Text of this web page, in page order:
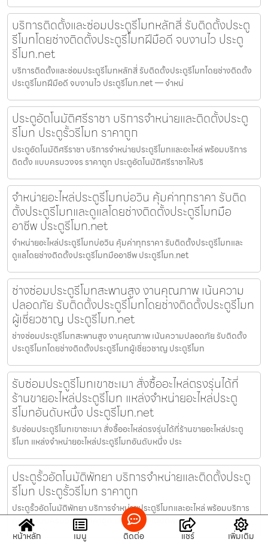
บริการติดตั้งและซ่อมประตูรีโมทหลักสี่ รับติดตั้งประตู
รีโมทโดยช่างติดตั้งประตูรีโมทฝีมือดี จบงานไว ประตู
รีโมท.net
บริการติดตั้งและซ่อมประตูรีโมทหลักสี่ รับติดตั้งประตูรีโมทโดยช่างติดตั้ง
ประตูรีโมทฝีมือดี จบงานไว ประตูรีโมท.net — จำหน่
ประตูอัตโนมัติศรีราชา บริการจำหน่ายและติดตั้งประตู
รีโมท ประตูรั้วรีโมท ราคาถูก
ประตูอัตโนมัติศรีราชา บริการจำหน่ายประตูรีโมทและอะไหล่ พร้อมบริการ
ติดตั้ง แบบครบวงจร ราคาถูก ประตูอัตโนมัติศรีราชาให้บริ
จำหน่ายอะไหล่ประตูรีโมทบ่อวิน คุ้มค่าทุกราคา รับติด
ตั้งประตูรีโมทและดูแลโดยช่างติดตั้งประตูรีโมทมือ
อาชีพ ประตูรีโมท.net
จำหน่ายอะไหล่ประตูรีโมทบ่อวิน คุ้มค่าทุกราคา รับติดตั้งประตูรีโมทและ
ดูแลโดยช่างติดตั้งประตูรีโมทมืออาชีพ ประตูรีโมท.net
ช่างซ่อมประตูรีโมทสะพานสูง งานคุณภาพ เน้นความ
ปลอดภัย รับติดตั้งประตูรีโมทโดยช่างติดตั้งประตูรีโมท
ผู้เชี่ยวชาญ ประตูรีโมท.net
ช่างซ่อมประตูรีโมทสะพานสูง งานคุณภาพ เน้นความปลอดภัย รับติดตั้ง
ประตูรีโมทโดยช่างติดตั้งประตูรีโมทผู้เชี่ยวชาญ ประตูรีโมท
รับซ่อมประตูรีโมทเขาชะเมา สั่งซื้ออะไหล่ตรงรุ่นได้ที่
ร้านขายอะไหล่ประตูรีโมท แหล่งจำหน่ายอะไหล่ประตู
รีโมทอันดับหนึ่ง ประตูรีโมท.net
รับซ่อมประตูรีโมทเขาชะเมา สั่งซื้ออะไหล่ตรงรุ่นได้ที่ร้านขายอะไหล่ประตู
รีโมท แหล่งจำหน่ายอะไหล่ประตูรีโมทอันดับหนึ่ง ประ
ประตูรั้วอัตโนมัติพัทยา บริการจำหน่ายและติดตั้งประตู
รีโมท ประตูรั้วรีโมท ราคาถูก
ประตูรั้วอัตโนมัติพัทยา บริการจำหน่ายประตูรีโมทและอะไหล่ พร้อมบริการ
ติดตั้ง แบบครบวงจร ราคาถูก ประตูรั้วอัตโนมัติพัทยาให
หน้าหลัก
เมนู ติดต่อ แชร์ เพิ่มเติม